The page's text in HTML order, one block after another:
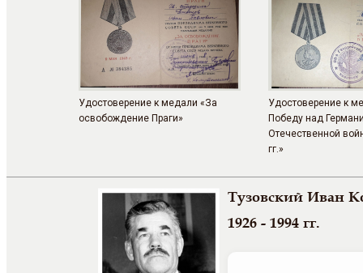
Удостоверение к медали «За
освобождение Праги»
Удостоверение к
Победу над
Отечественной
гг.»
Тузовский Иван
1926 - 1994 гг.